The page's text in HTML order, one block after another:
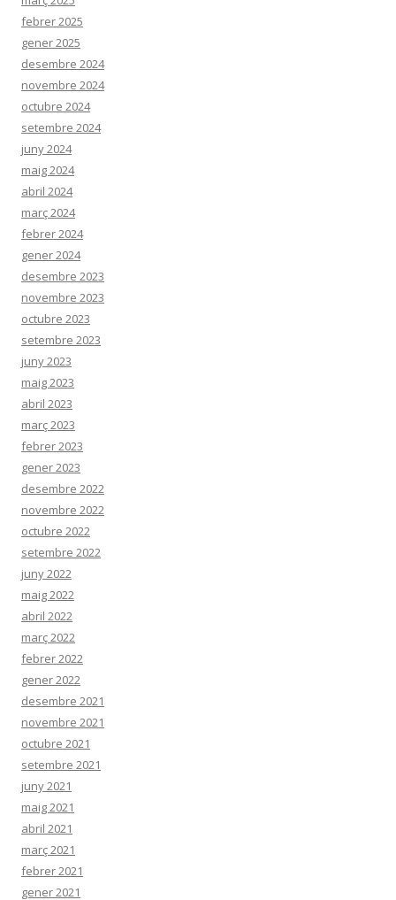
febrer 2025
gener 2025
desembre 2024
novembre 2024
octubre 2024
setembre 2024
juny 2024
maig 2024
abril 2024
març 2024
febrer 2024
gener 2024
desembre 2023
novembre 2023
octubre 2023
setembre 2023
juny 2023
maig 2023
abril 2023
març 2023
febrer 2023
gener 2023
desembre 2022
novembre 2022
octubre 2022
setembre 2022
juny 2022
maig 2022
abril 2022
març 2022
febrer 2022
gener 2022
desembre 2021
novembre 2021
octubre 2021
setembre 2021
juny 2021
maig 2021
abril 2021
març 2021
febrer 2021
gener 2021